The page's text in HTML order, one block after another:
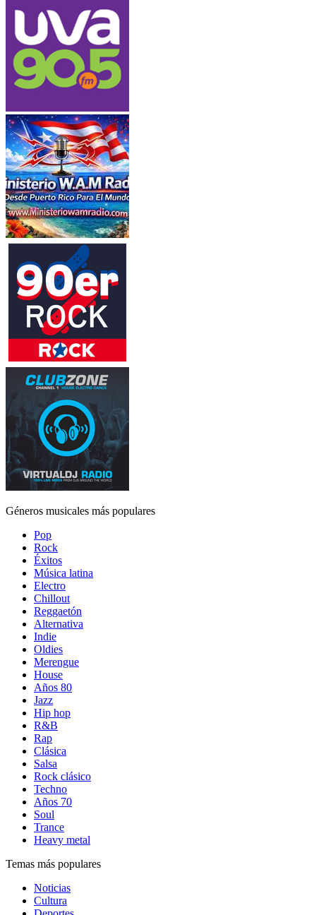
Géneros musicales más populares
Pop
Rock
Éxitos
Música latina
Electro
Chillout
Reggaetón
Alternativa
Indie
Oldies
Merengue
House
Años 80
Jazz
Hip hop
R&B
Rap
Clásica
Salsa
Rock clásico
Techno
Años 70
Soul
Trance
Heavy metal
Temas más populares
Noticias
Cultura